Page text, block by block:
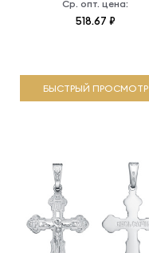
Ср. опт. цена:
518.67 ₽
БЫСТРЫЙ ПРОСМОТР